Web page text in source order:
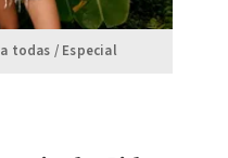
todas / Especial